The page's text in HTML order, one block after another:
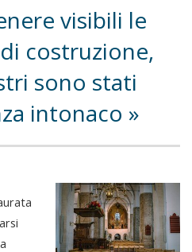
visibili le
costruzione,
sono stati
intonaco